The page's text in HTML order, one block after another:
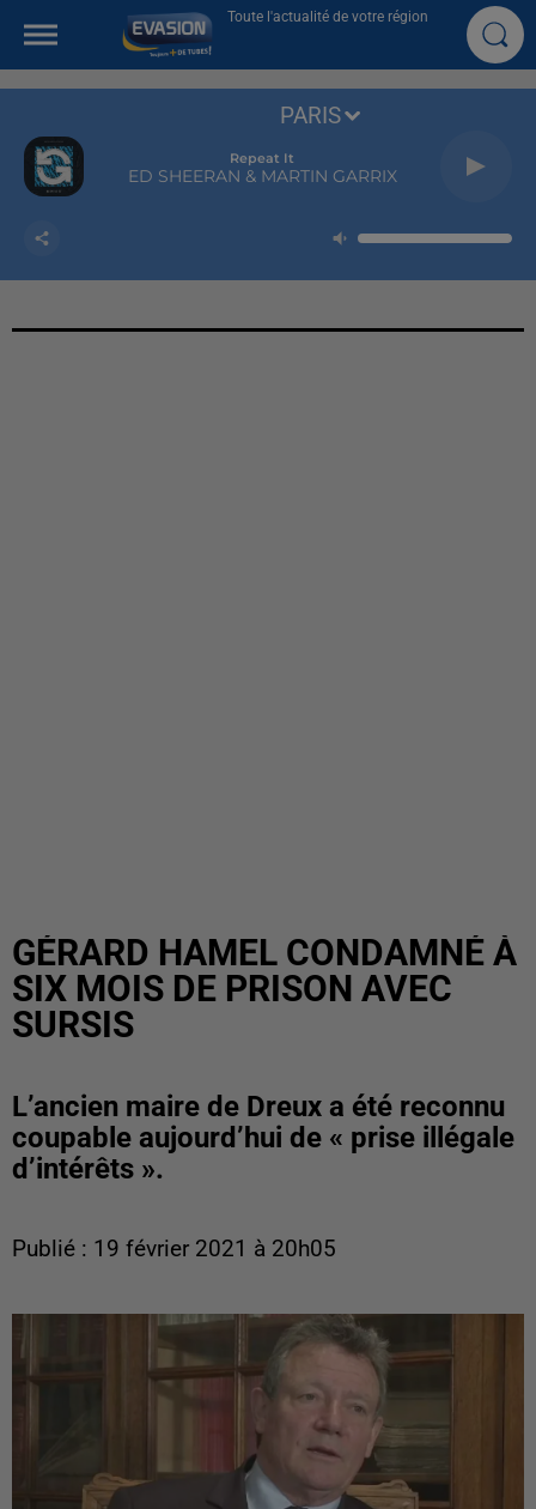
Toute l'actualité de votre région
Repeat It
ED SHEERAN & MARTIN GARRIX
PARIS
GÉRARD HAMEL CONDAMNÉ À
SIX MOIS DE PRISON AVEC
SURSIS
L’ancien maire de Dreux a été reconnu
coupable aujourd’hui de « prise illégale
d’intérêts ».
Publié : 19 février 2021 à 20h05